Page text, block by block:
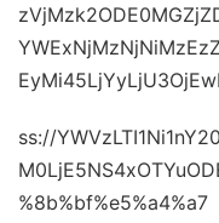
ss://
%8b%bf%e5%a4%a7